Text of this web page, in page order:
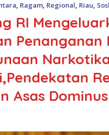
, Ragam, Regional, Riau,
RI
Asas